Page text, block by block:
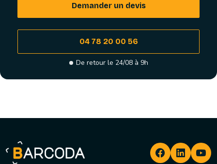
Demander un devis
04 78 20 00 56
De retour le 24/08 à 9h